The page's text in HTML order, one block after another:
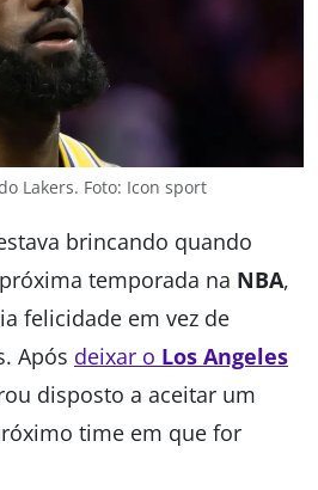
Lakers. Foto: Icon sport
brincando quando
temporada na NBA,
felicidade em vez de
Após deixar o Los Angeles
disposto a aceitar um
time em que for